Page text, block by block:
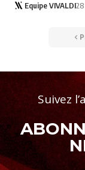
Equipe VIVALDI28
Suivez